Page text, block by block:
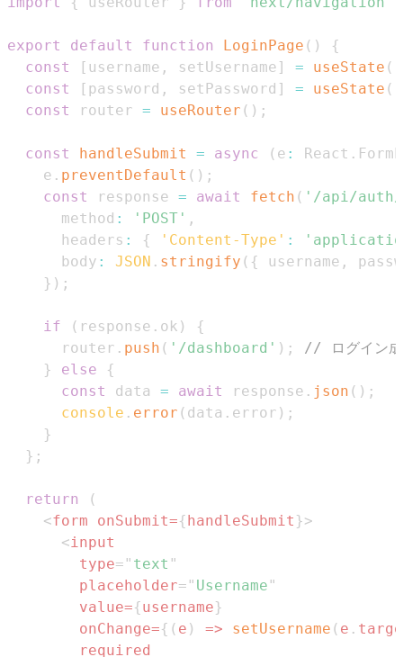
export default function LoginPage ( )
{
const
[ username , setUsername ] = useState (
const
[ password , setPassword ] = useState (
const
router = useRouter ( ) ;
const handleSubmit = async ( e : React .
    e
. preventDefault ( ) ;
const
response = await fetch ( '/api/
      method
: 'POST' ,
      headers
: { 'Content-Type' :
      body
: JSON . stringify ( { username ,
} ) ;
if ( response . ok )
{
      router
. push ( '/dashboard' ) ;
// ログイン成
}
else
{
const
data = await response . json ( ) ;
console . error ( data . error ) ;
}
} ;
return
(
<form onSubmit={handleSubmit }>
<input
type= " text "
placeholder= " Username "
value={username}
onChange={ ( e ) => setUsername ( e .
required